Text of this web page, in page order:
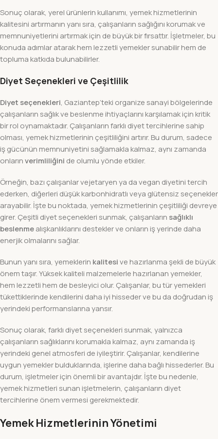
Sonuç olarak, yerel ürünlerin kullanımı, yemek hizmetlerinin
kalitesini artırmanın yanı sıra, çalışanların sağlığını korumak ve
memnuniyetlerini artırmak için de büyük bir fırsattır. İşletmeler, bu
konuda adımlar atarak hem lezzetli yemekler sunabilir hem de
topluma katkıda bulunabilirler.
Diyet Seçenekleri ve Çeşitlilik
Diyet seçenekleri, Gaziantep’teki organize sanayi bölgelerinde
çalışanların sağlık ve beslenme ihtiyaçlarını karşılamak için kritik
bir rol oynamaktadır. Çalışanların farklı diyet tercihlerine sahip
olması, yemek hizmetlerinin çeşitliliğini artırır. Bu durum, sadece
iş gücünün memnuniyetini sağlamakla kalmaz, aynı zamanda
onlarınverimliliğini de olumlu yönde etkiler.
Örneğin, bazı çalışanlar vejetaryen ya da vegan diyetini tercih
ederken, diğerleri düşük karbonhidratlı veya glütensiz seçenekler
arayabilir. İşte bu noktada, yemek hizmetlerinin çeşitliliği devreye
girer. Çeşitli diyet seçenekleri sunmak, çalışanların sağlıklı
beslenmealışkanlıklarını destekler ve onların iş yerinde daha
enerjik olmalarını sağlar.
Bunun yanı sıra, yemeklerin kalitesive hazırlanma şekli de büyük
önem taşır. Yüksek kaliteli malzemelerle hazırlanan yemekler,
hem lezzetli hem de besleyici olur. Çalışanlar, bu tür yemekleri
tükettiklerinde kendilerini daha iyi hisseder ve bu da doğrudan iş
yerindeki performanslarına yansır.
Sonuç olarak, farklı diyet seçenekleri sunmak, yalnızca
çalışanların sağlıklarını korumakla kalmaz, aynı zamanda iş
yerindeki genel atmosferi de iyileştirir. Çalışanlar, kendilerine
uygun yemekler bulduklarında, işlerine daha bağlı hissederler. Bu
durum, işletmeler için önemli bir avantajdır. İşte bu nedenle,
yemek hizmetleri sunan işletmelerin, çalışanların diyet
tercihlerine önem vermesi gerekmektedir.
Yemek Hizmetlerinin Yönetimi